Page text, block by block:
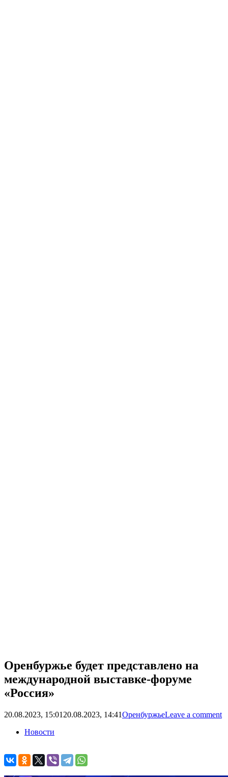
Оренбуржье будет представлено на
международной выставке-форуме
«Россия»
20.08.2023, 15:01 20.08.2023, 14:41ОренбуржьеLeave a comment
Новости